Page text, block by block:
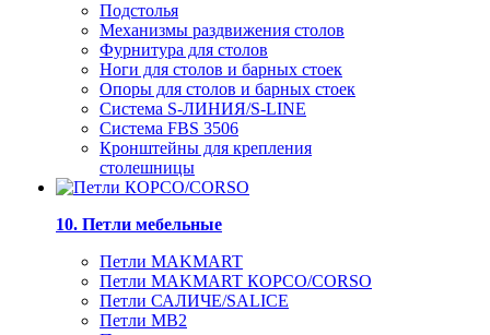
Подстолья
Механизмы раздвижения столов
Фурнитура для столов
Ноги для столов и барных стоек
Опоры для столов и барных стоек
Система S-ЛИНИЯ/S-LINE
Система FBS 3506
Кронштейны для крепления
столешницы
10. Петли мебельные
Петли MAKMART
Петли MAKMART КОРСО/CORSO
Петли САЛИЧЕ/SALICE
Петли MB2